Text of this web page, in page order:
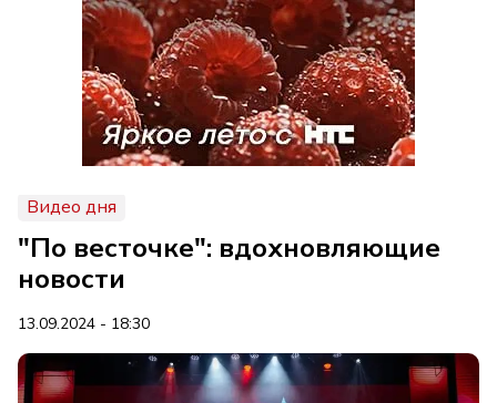
Видео дня
"По весточке": вдохновляющие
новости
13.09.2024 - 18:30